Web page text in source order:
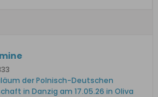
der Polnisch-Deutschen
in Danzig am 17.05.26 in Oliva